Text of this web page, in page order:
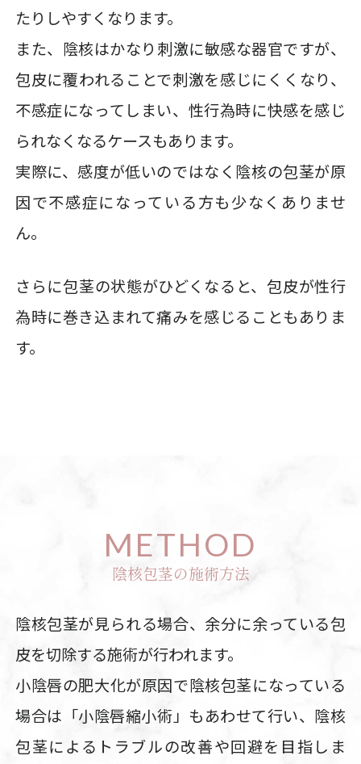
たりしやすくなります。
また、陰核はかなり刺激に敏感な器官ですが、
包皮に覆われることで刺激を感じにくくなり、
不感症になってしまい、性行為時に快感を感じ
られなくなるケースもあります。
実際に、感度が低いのではなく陰核の包茎が原
因で不感症になっている方も少なくありませ
ん。
さらに包茎の状態がひどくなると、包皮が性行
為時に巻き込まれて痛みを感じることもありま
す。
METHOD
陰核包茎の施術方法
陰核包茎が見られる場合、余分に余っている包
皮を切除する施術が行われます。
小陰唇の肥大化が原因で陰核包茎になっている
場合は「小陰唇縮小術」もあわせて行い、陰核
包茎によるトラブルの改善や回避を目指しま